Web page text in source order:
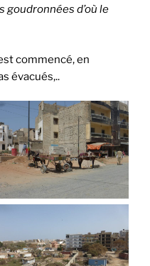
goudronnées d’où le
commencé, en
évacués,..